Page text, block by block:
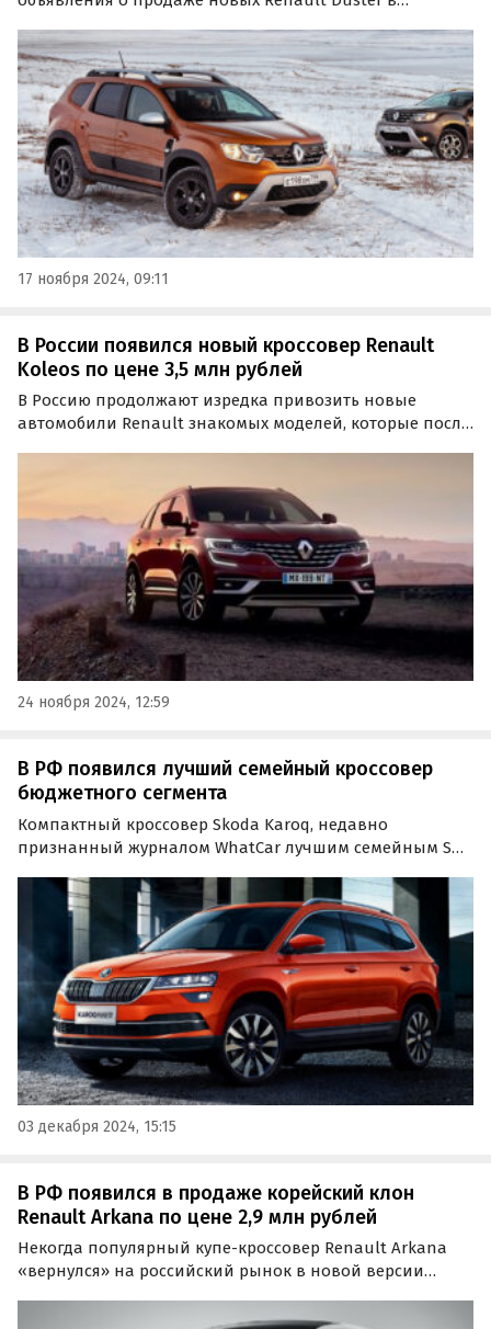
которые сошли с конвейера в 2021 и 2022 годах.
17 ноября 2024, 09:11
В России появился новый кроссовер Renault
Koleos по цене 3,5 млн рублей
В Россию продолжают изредка привозить новые
автомобили Renault знакомых моделей, которые после
24 ноября 2024, 12:59
В РФ появился лучший семейный кроссовер
бюджетного сегмента
Компактный кроссовер Skoda Karoq, недавно
признанный журналом WhatCar лучшим семейным SUV
Приобрести его можно как из наличия, так и под заказ
по цене от 2 640 000 рублей, пишут «Автоновости дня».
03 декабря 2024, 15:15
В РФ появился в продаже корейский клон
Renault Arkana по цене 2,9 млн рублей
Некогда популярный купе-кроссовер Renault Arkana
«вернулся» на российский рынок в новой версии
Корее. Два таких автомобиля сейчас продают на одном